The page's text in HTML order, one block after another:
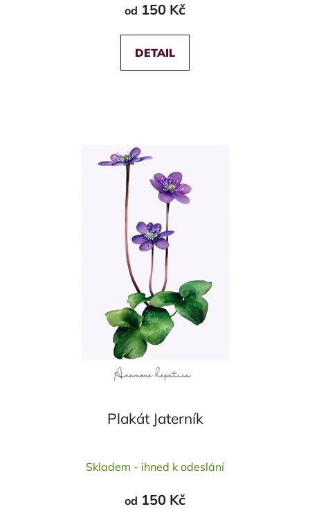
je
5,0
z
5
od 150 Kč
DETAIL
Plakát Jaterník
Skladem - ihned k odeslání
od 150 Kč